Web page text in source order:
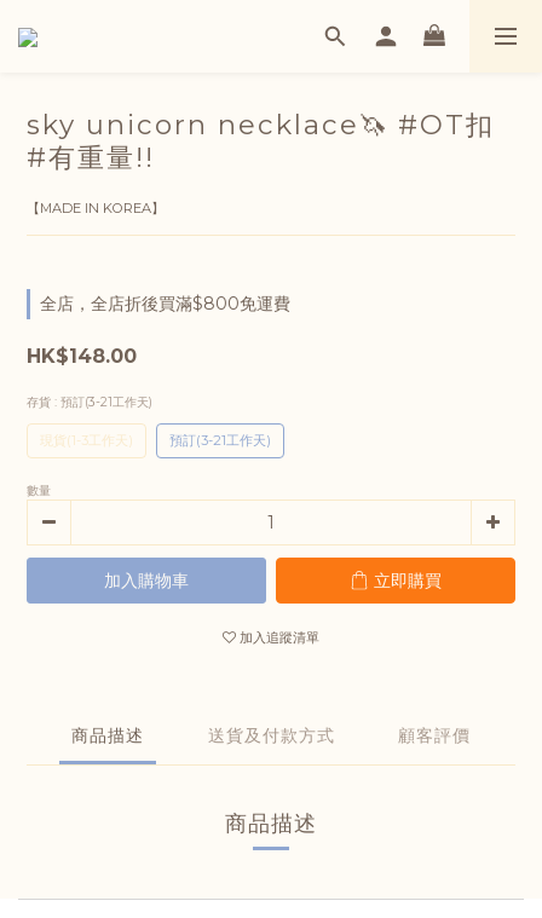
sky unicorn necklace🦄 #OT扣
#有重量!!
【MADE IN KOREA】
全店，全店折後買滿$800免運費
HK$148.00
存貨 : 預訂(3-21工作天)
現貨(1-3工作天) 預訂(3-21工作天)
數量
加入購物車 立即購買
加入追蹤清單
商品描述 送貨及付款方式 顧客評價
商品描述